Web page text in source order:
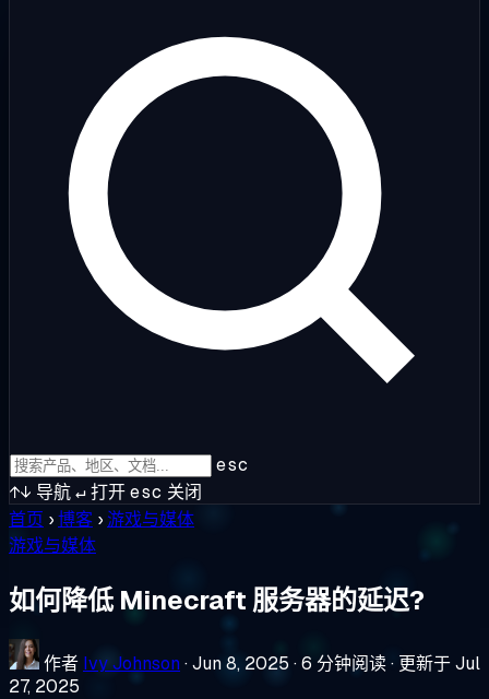
esc
↑↓ 导航↵打开esc 关闭
首页 ›博客 ›游戏与媒体
游戏与媒体
如何降低 Minecraft 服务器的延迟?
作者 Ivy Johnson ·Jun 8, 2025 ·6 分钟阅读· 更新于 Jul
27, 2025